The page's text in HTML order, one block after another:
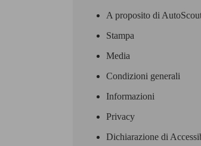
A proposito di
Stampa
Media
Condizioni generali
Informazioni
Privacy
Dichiarazione di